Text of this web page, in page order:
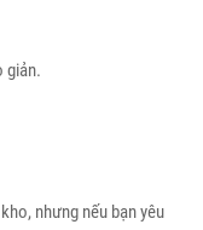
giản.
nhưng nếu bạn yêu